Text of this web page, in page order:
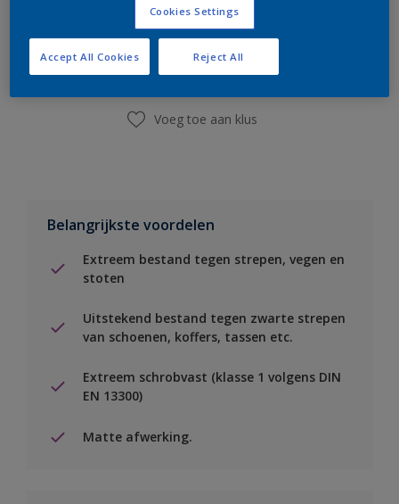
Boodschappenlijst
Vind een winkel
Voeg toe aan klus
Belangrijkste voordelen
Extreem bestand tegen strepen, vegen en
stoten
Uitstekend bestand tegen zwarte strepen
van schoenen, koffers, tassen etc.
Extreem schrobvast (klasse 1 volgens DIN
EN 13300)
Matte afwerking.
Cookies Settings
Reject All
Accept All Cookies